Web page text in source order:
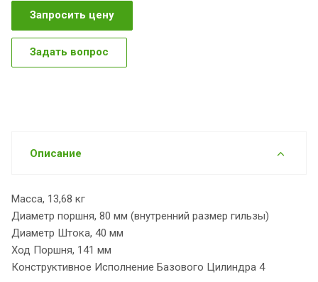
Запросить цену
Задать вопрос
Описание
Масса, 13,68 кг
Диаметр поршня, 80 мм (внутренний размер гильзы)
Диаметр Штока, 40 мм
Ход Поршня, 141 мм
Конструктивное Исполнение Базового Цилиндра 4